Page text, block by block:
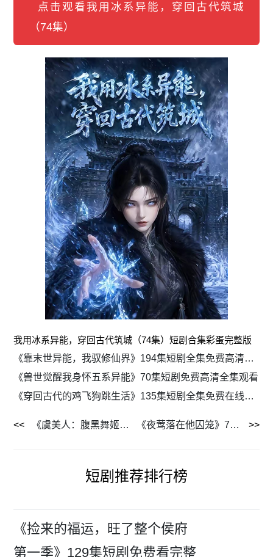
点击观看我用冰系异能，穿回古代筑城
（74集）
我用冰系异能，穿回古代筑城（74集）短剧合集彩蛋完整版
《靠末世异能，我驭修仙界》194集短剧全集免费高清观看
《兽世觉醒我身怀五系异能》70集短剧免费高清全集观看
《穿回古代的鸡飞狗跳生活》135集短剧全集免费在线观看
《虞美人：腹黑舞姬要掀桌》46集短剧全集免费流畅追 《夜莺落在他囚笼》74集短剧免费高清全集追剧
短剧推荐排行榜
《捡来的福运，旺了整个侯府
第一季》129集短剧免费看完整